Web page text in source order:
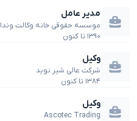
مدیر عامل
موسسه حقوقی خانه وکالت وندا
۱۳۹۰ تا کنون
وکیل
شرکت عالی شیر نوید
۱۳۸۴ تا کنون
وکیل
Ascotec Trading